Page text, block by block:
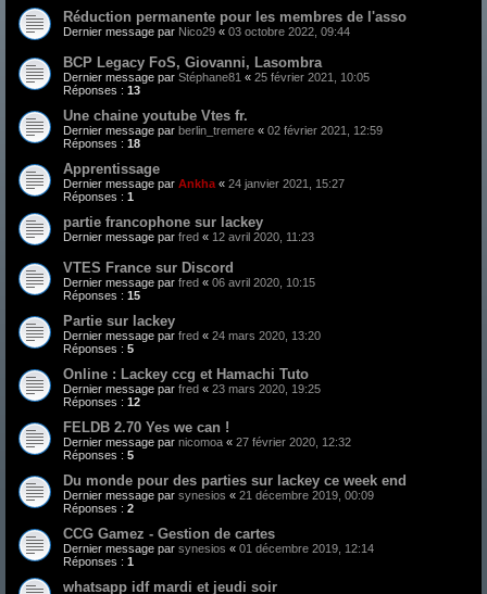
Réduction permanente pour les membres de l'asso
Dernier message par Nico29 « 03 octobre 2022, 09:44
BCP Legacy FoS, Giovanni, Lasombra
Dernier message par Stéphane81 « 25 février 2021, 10:05
Réponses : 13
Une chaine youtube Vtes fr.
Dernier message par berlin_tremere « 02 février 2021, 12:59
Réponses : 18
Apprentissage
Dernier message par Ankha « 24 janvier 2021, 15:27
Réponses : 1
partie francophone sur lackey
Dernier message par fred « 12 avril 2020, 11:23
VTES France sur Discord
Dernier message par fred « 06 avril 2020, 10:15
Réponses : 15
Partie sur lackey
Dernier message par fred « 24 mars 2020, 13:20
Réponses : 5
Online : Lackey ccg et Hamachi Tuto
Dernier message par fred « 23 mars 2020, 19:25
Réponses : 12
FELDB 2.70 Yes we can !
Dernier message par nicomoa « 27 février 2020, 12:32
Réponses : 5
Du monde pour des parties sur lackey ce week end
Dernier message par synesios « 21 décembre 2019, 00:09
Réponses : 2
CCG Gamez - Gestion de cartes
Dernier message par synesios « 01 décembre 2019, 12:14
Réponses : 1
whatsapp idf mardi et jeudi soir